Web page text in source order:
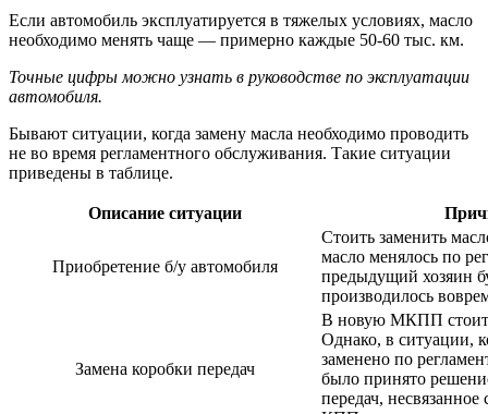
Если автомобиль эксплуатируется в тяжелых условиях, масло
необходимо менять чаще — примерно каждые 50-60 тыс. км.
Точные цифры можно узнать в руководстве по эксплуатации
автомобиля.
Бывают ситуации, когда замену масла необходимо проводить
не во время регламентного обслуживания. Такие ситуации
приведены в таблице.
Описание ситуации
Приобретение б/у автомобиля
Стоить заменить
масло менялось по
предыдущий хозяин
производилось
Замена коробки передач
В новую МКПП стоит
Однако, в ситуации,
заменено по
было принято
передач,